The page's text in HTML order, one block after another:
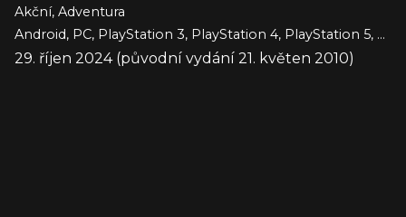
Akční, Adventura
Android, PC, PlayStation 3, PlayStation 4, PlayStation 5, Switch, Switch 2, Xbox 360, Xbox Series, iOS
29. říjen 2024 (původní vydání 21. květen 2010)